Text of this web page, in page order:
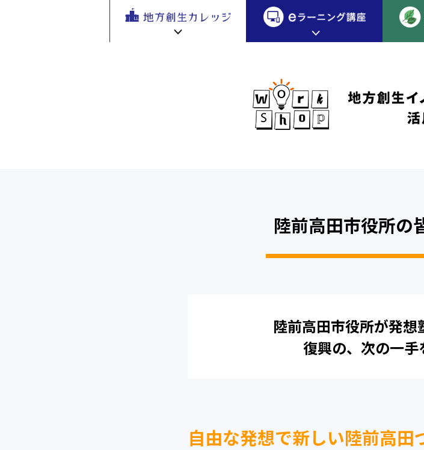
地方創生カレッジ
地方創生カレッジについ
eラーニン
ラーニング講座 HOME
テーマ別おすすめ受講コ
New!
陸前高田市役所の
陸前高田市役所が発想
復興の、次の一手
自由な発想で新しい陸前高田